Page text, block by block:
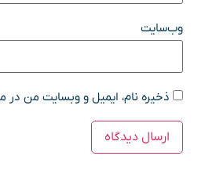
وب‌سایت
ذخیره نام، ایمیل و وبسایت من در